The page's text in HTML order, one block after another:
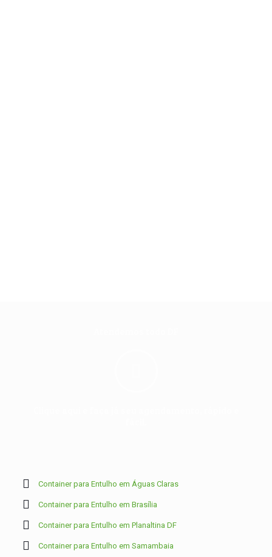
Container para Entulho em Águas Claras
Container para Entulho em Brasília
Container para Entulho em Planaltina DF
Container para Entulho em Samambaia